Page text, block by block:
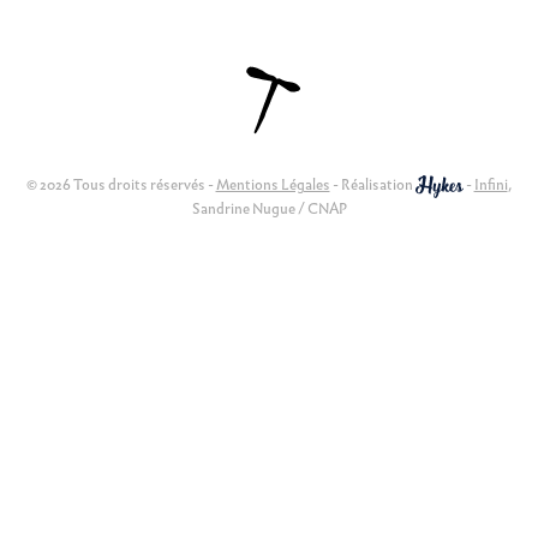
© 2026 Tous droits réservés -Mentions Légales - Réalisation - Infini,
Sandrine Nugue / CNAP